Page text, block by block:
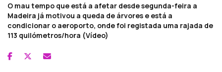
O mau tempo que está a afetar desde segunda-feira a
Madeira já motivou a queda de árvores e está a
condicionar o aeroporto, onde foi registada uma rajada de
113 quilómetros/hora (Vídeo)